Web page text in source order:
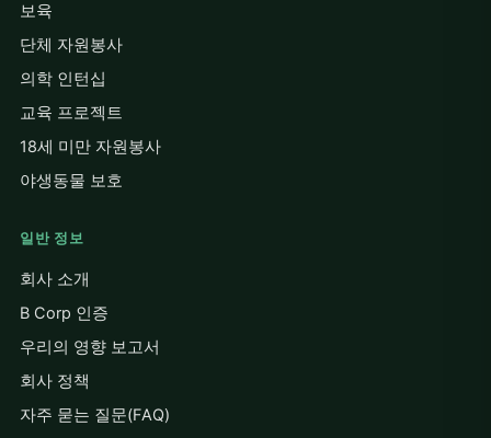
보육
단체 자원봉사
의학 인턴십
교육 프로젝트
18세 미만 자원봉사
야생동물 보호
일반 정보
회사 소개
B Corp 인증
우리의 영향 보고서
회사 정책
자주 묻는 질문(FAQ)